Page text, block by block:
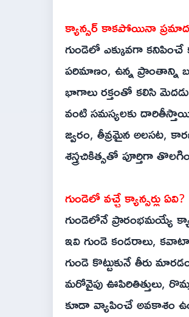
క్యాన్సర్‌ కాకపోయినా
గుండెలో ఎక్కువగా
పరిమాణం, ఉన్న ప్రాంతాన్ని
భాగాలు రక్తంతో కలిసి
వంటి సమస్యలకు
జ్వరం, తీవ్రమైన అలసట,
శస్త్రచికిత్సతో పూర్తిగా
గుండెలో వచ్చే క్యాన్సర్లు ఏవి?
గుండెలోనే ప్రారంభమయ్యే
ఇవి గుండె కండరాలు,
గుండె కొట్టుకునే తీరు
మరోవైపు ఊపిరితిత్తులు,
కూడా వ్యాపించే అవకాశం